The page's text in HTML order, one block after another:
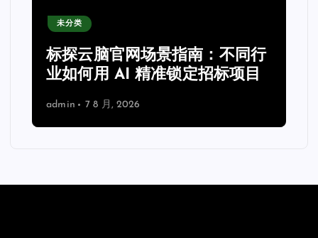
未分类
标探云脑官网场景指南：不同行
业如何用 AI 精准锁定招标项目
admin 7 8 月, 2026